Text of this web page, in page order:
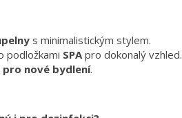
s minimalistickým stylem.
podložkami SPApro dokonalý vzhled.
pro nové bydlení.